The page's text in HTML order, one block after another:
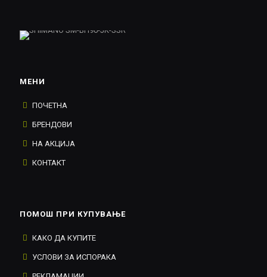
МЕНИ
ПОЧЕТНА
БРЕНДОВИ
НА АКЦИЈА
КОНТАКТ
ПОМОШ ПРИ КУПУВАЊЕ
КАКО ДА КУПИТЕ
УСЛОВИ ЗА ИСПОРАКА